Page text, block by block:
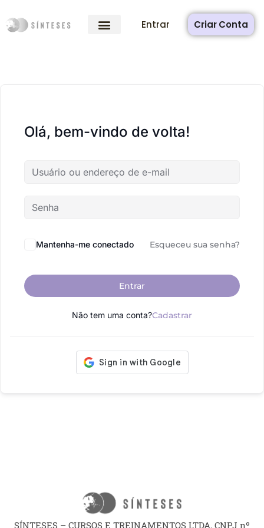
Entrar Criar Conta
Olá, bem-vindo de volta!
Mantenha-me conectado Esqueceu sua senha?
Entrar
Não tem uma conta?Cadastrar
SÍNTESES – CURSOS E TREINAMENTOS LTDA, CNPJ nº